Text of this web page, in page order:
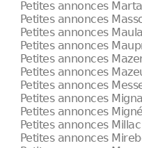
Petites annonces
Petites annonces
Petites annonces
Petites annonces
Petites annonces
Petites annonces
Petites annonces
Petites annonces
Petites annonces
Petites annonces
Petites annonces